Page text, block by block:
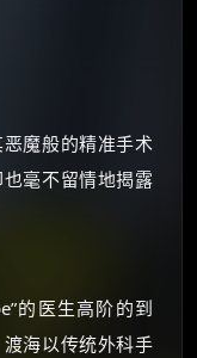
魔般的精准手术
毫不留情地揭露
的医生高阶的到
海以传统外科手
。
包